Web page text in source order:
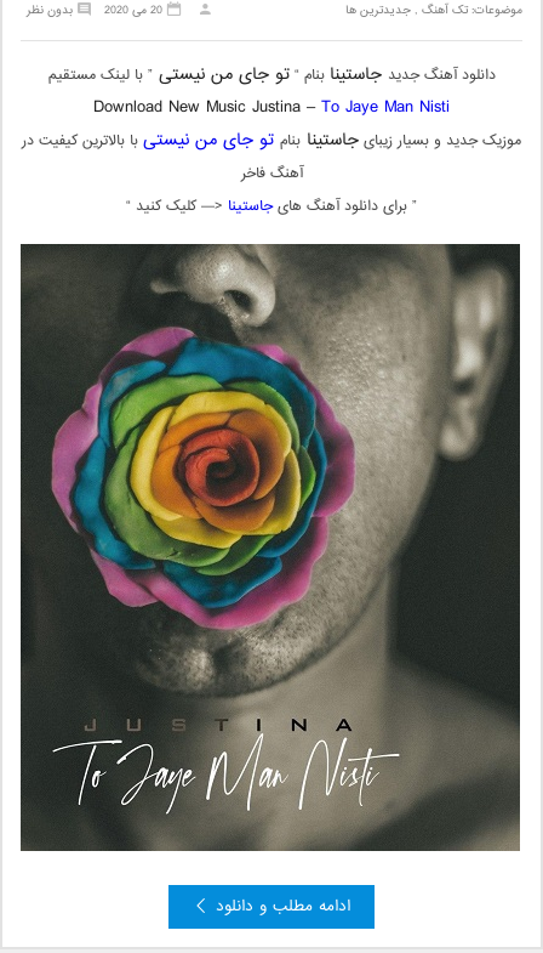
موضوعات:تک آهنگ ,جدیدترین ها بدون نظر 20 می 2020
دانلود آهنگ جدید جاستینا بنام “تو جای من نیستی” با لینک مستقیم
Download New Music Justina –To Jaye Man Nisti
موزیک جدید و بسیار زیبایجاستینا بنام تو جای من نیستیبا بالاترین کیفیت در
آهنگ فاخر
” برای دانلود آهنگ هایجاستینا <— کلیک کنید “
ادامه مطلب و دانلود